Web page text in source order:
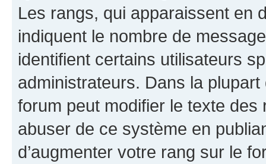
Les rangs, qui apparaissent en
indiquent le nombre de
identifient certains utilisateurs
administrateurs. Dans la
forum peut modifier le texte
abuser de ce système en
d’augmenter votre rang sur le